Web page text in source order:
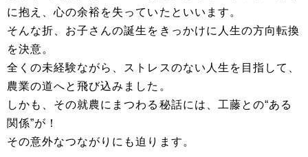
に抱え、心の余裕を失っていたといいます。
そんな折、お子さんの誕生をきっかけに人生の方向転換
を決意。
全くの未経験ながら、ストレスのない人生を目指して、
農業の道へと飛び込みました。
しかも、その就農にまつわる秘話には、工藤との“ある
関係”が！
その意外なつながりにも迫ります。